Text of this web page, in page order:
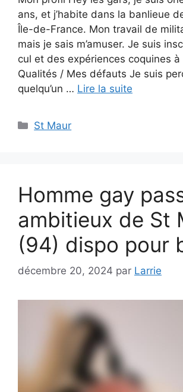
ans, et j’habite dans la banlieue
Île-de-France. Mon travail de
mais je sais m’amuser. Je suis
cul et des expériences coquines à
Qualités / Mes défauts Je suis
quelqu’un … Lire la suite
Catégories
St Maur
Homme gay
ambitieux de St
(94) dispo pour
décembre 20, 2024 par Larrie